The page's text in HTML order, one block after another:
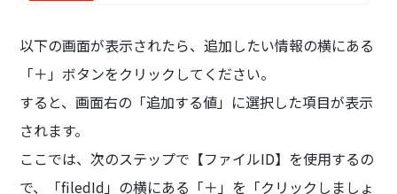
以下の画面が表示されたら、追加したい情報の横にある
「＋」ボタンをクリックしてください。
すると、画面右の「追加する値」に選択した項目が表示
されます。
ここでは、次のステップで【ファイルID】を使用するの
で、「filedId」の横にある「＋」を「クリックしましょ